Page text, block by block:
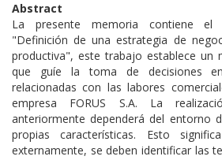
Abstract
La presente memoria contiene el
"Definición de una estrategia de
productiva", este trabajo establece un
que guíe la toma de decisiones
relacionadas con las labores
empresa FORUS S.A. La
anteriormente dependerá del entorno
propias características. Esto
externamente, se deben identificar las